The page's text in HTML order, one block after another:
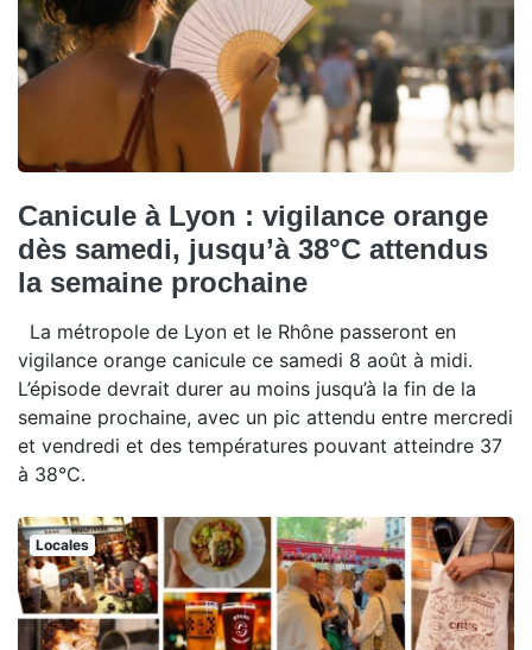
Canicule à Lyon : vigilance orange
dès samedi, jusqu’à 38°C attendus
la semaine prochaine
La métropole de Lyon et le Rhône passeront en
vigilance orange canicule ce samedi 8 août à midi.
L’épisode devrait durer au moins jusqu’à la fin de la
semaine prochaine, avec un pic attendu entre mercredi
et vendredi et des températures pouvant atteindre 37
à 38°C.
Locales